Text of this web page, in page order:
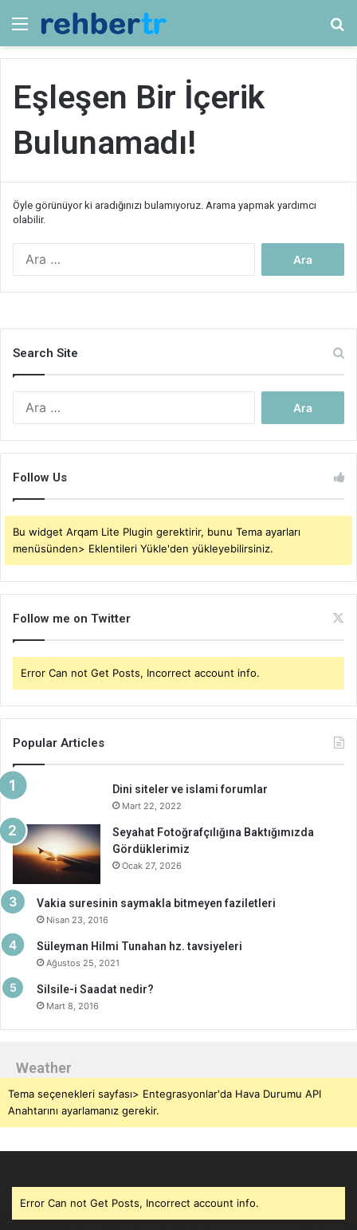
Menü
Eşleşen Bir İçerik
Bulunamadı!
Öyle görünüyor ki aradığınızı bulamıyoruz. Arama yapmak yardımcı
olabilir.
Search Site
Follow Us
Bu widget Arqam Lite Plugin gerektirir, bunu Tema ayarları
menüsünden> Eklentileri Yükle'den yükleyebilirsiniz.
Follow me on Twitter
Error Can not Get Posts, Incorrect account info.
Popular Articles
Dini siteler ve islami forumlar
Mart 22, 2022
Seyahat Fotoğrafçılığına Baktığımızda
Gördüklerimiz
Ocak 27, 2026
Vakia suresinin saymakla bitmeyen faziletleri
Nisan 23, 2016
Süleyman Hilmi Tunahan hz. tavsiyeleri
Ağustos 25, 2021
Silsile-i Saadat nedir?
Mart 8, 2016
Weather
Tema seçenekleri sayfası> Entegrasyonlar'da Hava Durumu API
Anahtarını ayarlamanız gerekir.
Error Can not Get Posts, Incorrect account info.